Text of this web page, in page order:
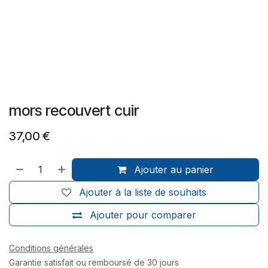
mors recouvert cuir
37,00 €
Ajouter au panier
Ajouter pour comparer
Ajouter à la liste de souhaits
Conditions générales
Garantie satisfait ou remboursé de 30 jours